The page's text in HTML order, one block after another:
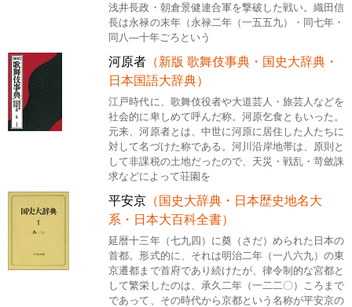
浅井長政・朝倉景健連合軍を撃破した戦い。織田信
長は永禄の末年（永禄二年（一五五九）・同七年・
同八―十年ごろという
河原者 （新版 歌舞伎事典・国史大辞典・
日本国語大辞典）
江戸時代に、歌舞伎役者や大道芸人・旅芸人などを
社会的に卑しめて呼んだ称。河原乞食ともいった。
元来、河原者とは、中世に河原に居住した人たちに
対して名づけた称である。河川沿岸地帯は、原則と
して非課税の土地だったので、天災・戦乱・苛斂誅
求などによって荘園を
平安京 （国史大辞典・日本歴史地名大
系・日本大百科全書）
延暦十三年（七九四）に奠（さだ）められた日本の
首都。形式的に、それは明治二年（一八六九）の東
京遷都まで首府であり続けたが、律令制的な宮都と
して繁栄したのは、承久二年（一二二〇）ころまで
であって、その時代から京都という名称が平安京の